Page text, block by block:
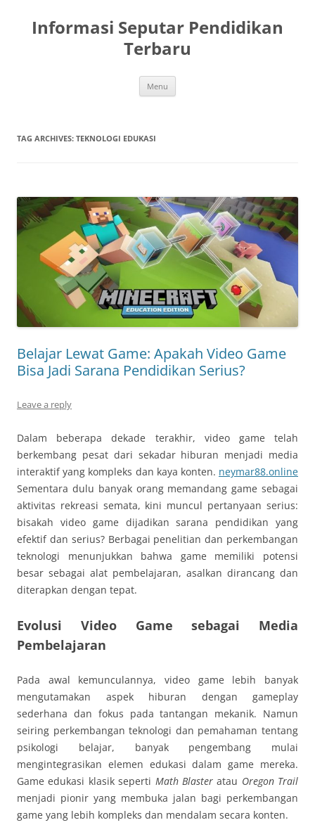
content
Informasi Seputar Pendidikan
Terbaru
Menu
TAG ARCHIVES: TEKNOLOGI EDUKASI
Belajar Lewat Game: Apakah Video Game
Bisa Jadi Sarana Pendidikan Serius?
Leave a reply
Dalam beberapa dekade terakhir, video game telah
berkembang pesat dari sekadar hiburan menjadi media
interaktif yang kompleks dan kaya konten. neymar88.online
Sementara dulu banyak orang memandang game sebagai
aktivitas rekreasi semata, kini muncul pertanyaan serius:
bisakah video game dijadikan sarana pendidikan yang
efektif dan serius? Berbagai penelitian dan perkembangan
teknologi menunjukkan bahwa game memiliki potensi
besar sebagai alat pembelajaran, asalkan dirancang dan
diterapkan dengan tepat.
Evolusi Video Game sebagai Media
Pembelajaran
Pada awal kemunculannya, video game lebih banyak
mengutamakan aspek hiburan dengan gameplay
sederhana dan fokus pada tantangan mekanik. Namun
seiring perkembangan teknologi dan pemahaman tentang
psikologi belajar, banyak pengembang mulai
mengintegrasikan elemen edukasi dalam game mereka.
Game edukasi klasik seperti Math Blasteratau Oregon Trail
menjadi pionir yang membuka jalan bagi perkembangan
game yang lebih kompleks dan mendalam secara konten.